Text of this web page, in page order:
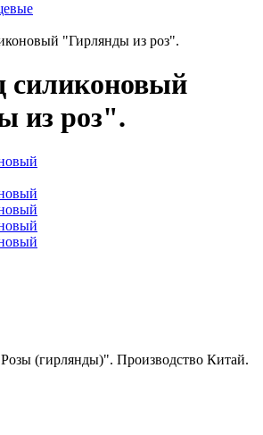
"Гирлянды из роз".
силиконовый
из роз".
(гирлянды)". Производство Китай.